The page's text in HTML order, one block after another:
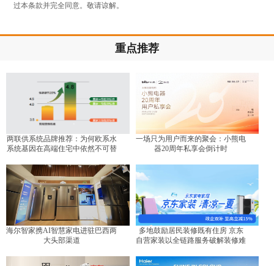
过本条款并完全同意。敬请谅解。
重点推荐
两联供系统品牌推荐：为何欧系水
系统基因在高端住宅中依然不可替
一场只为用户而来的聚会：小熊电
器20周年私享会倒计时
海尔智家携AI智慧家电进驻巴西两
大头部渠道
多地鼓励居民装修既有住房 京东
自营家装以全链路服务破解装修难